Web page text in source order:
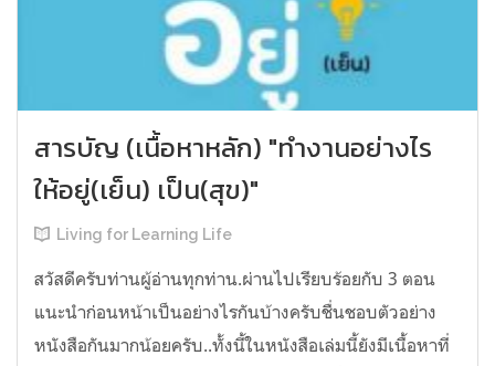
สารบัญ (เนื้อหาหลัก) "ทำงานอย่างไร
ให้อยู่(เย็น) เป็น(สุข)"
Living for Learning Life
สวัสดีครับท่านผู้อ่านทุกท่าน.ผ่านไปเรียบร้อยกับ 3 ตอน
แนะนำก่อนหน้าเป็นอย่างไรกันบ้างครับชื่นชอบตัวอย่าง
หนังสือกันมากน้อยครับ..ทั้งนี้ในหนังสือเล่มนี้ยังมีเนื้อหาที่